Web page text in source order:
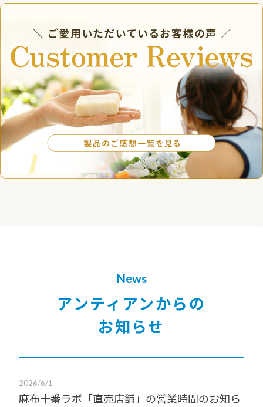
News
アンティアンからの
お知らせ
2026/6/1
麻布十番ラボ「直売店舗」の営業時間のお知ら